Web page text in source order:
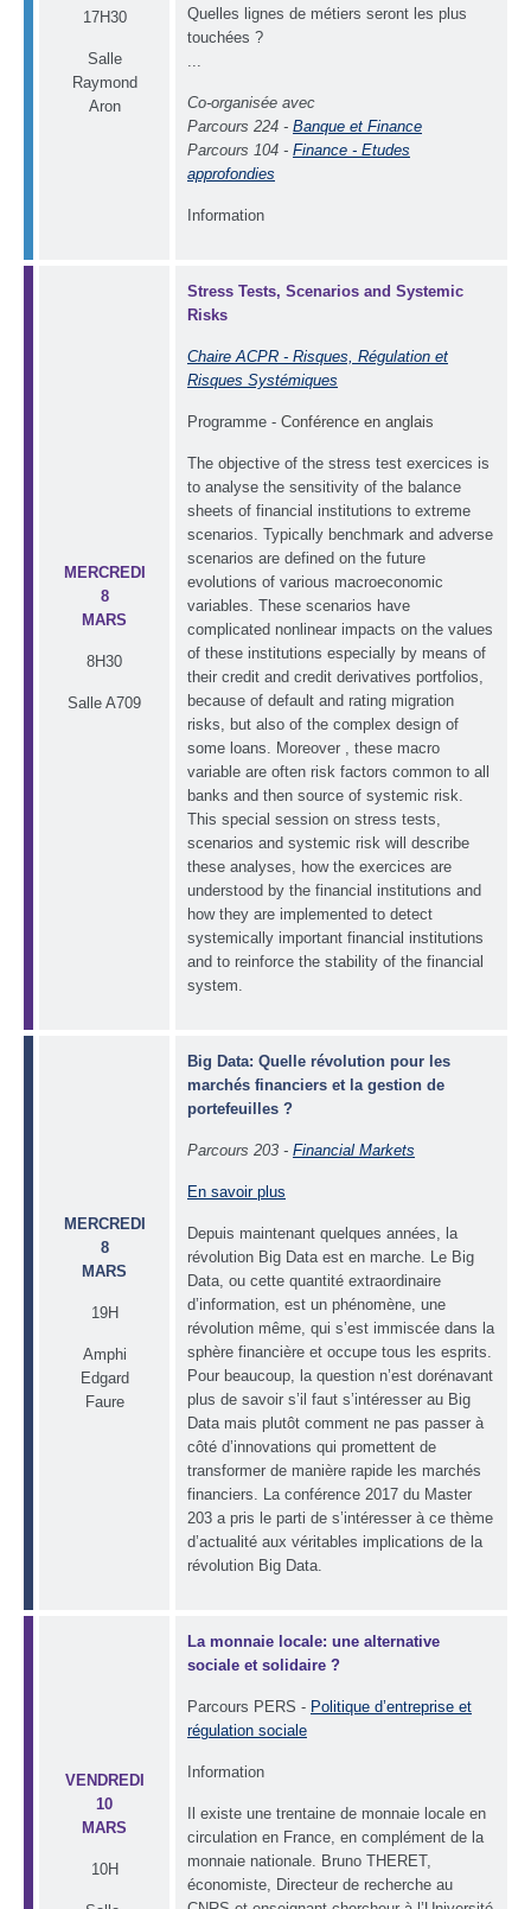
17H30
Salle
Raymond
Aron
Quelles lignes de métiers seront les plus
touchées ?
...
Co-organisée avec
Parcours 224 - Banque et Finance
Parcours 104 - Finance - Etudes
approfondies
Information
MERCREDI
8
MARS
8H30
Salle A709
Stress Tests, Scenarios and Systemic
Risks
Chaire ACPR - Risques, Régulation et
Risques Systémiques
Programme - Conférence en anglais
The objective of the stress test exercices is
to analyse the sensitivity of the balance
sheets of financial institutions to extreme
scenarios. Typically benchmark and adverse
scenarios are defined on the future
evolutions of various macroeconomic
variables. These scenarios have
complicated nonlinear impacts on the values
of these institutions especially by means of
their credit and credit derivatives portfolios,
because of default and rating migration
risks, but also of the complex design of
some loans. Moreover , these macro
variable are often risk factors common to all
banks and then source of systemic risk.
This special session on stress tests,
scenarios and systemic risk will describe
these analyses, how the exercices are
understood by the financial institutions and
how they are implemented to detect
systemically important financial institutions
and to reinforce the stability of the financial
system.
MERCREDI
8
MARS
19H
Amphi
Edgard
Faure
Big Data: Quelle révolution pour les
marchés financiers etla gestion de
portefeuilles ?
Parcours 203 - Financial Markets
En savoir plus
Depuis maintenant quelques années, la
révolution Big Data est en marche. Le Big
Data, ou cette quantité extraordinaire
d’information, est un phénomène, une
révolution même, qui s’est immiscée dans la
sphère financière et occupe tous les esprits.
Pour beaucoup, la question n’est dorénavant
plus de savoir s’il faut s’intéresser au Big
Data mais plutôt comment ne pas passer à
côté d’innovations qui promettent de
transformer de manière rapide les marchés
financiers. La conférence 2017 du Master
203 a pris le parti de s’intéresser à ce thème
d’actualité aux véritables implications de la
révolution Big Data.
VENDREDI
10
MARS
10H
La monnaie locale: une alternative
sociale et solidaire ?
Parcours PERS - Politique d’entreprise et
régulation sociale
Information
Il existe une trentaine de monnaie locale en
circulation en France, en complément de la
monnaie nationale. Bruno THERET,
économiste, Directeur de recherche au